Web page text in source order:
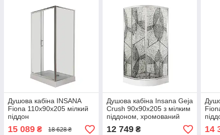
Душова кабіна INSANA
Fiona 110x90x205 мілкий
піддон
15 089 ₴ 18 628 ₴
Душова кабіна Insana Geja
Crush 90x90x205 з мілким
піддоном, хромований
профіль, скло з малюнком
12 749₴ 14